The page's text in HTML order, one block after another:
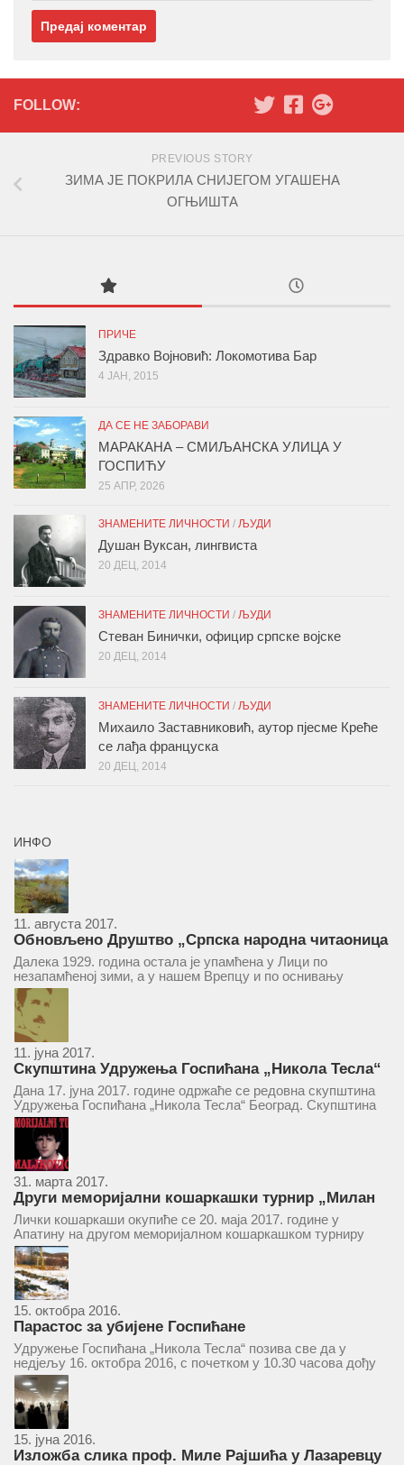
FOLLOW:
PREVIOUS STORY
ЗИМА ЈЕ ПОКРИЛА СНИЈЕГОМ УГАШЕНА
ОГЊИШТА
ПРИЧЕ
Здравко Војновић: Локомотива Бар
4 ЈАН, 2015
ДА СЕ НЕ ЗАБОРАВИ
МАРАКАНА – СМИЉАНСКА УЛИЦА У
ГОСПИЋУ
25 АПР, 2026
ЗНАМЕНИТЕ ЛИЧНОСТИ / ЉУДИ
Душан Вуксан, лингвиста
20 ДЕЦ, 2014
ЗНАМЕНИТЕ ЛИЧНОСТИ / ЉУДИ
Стеван Бинички, официр српске војске
20 ДЕЦ, 2014
ЗНАМЕНИТЕ ЛИЧНОСТИ / ЉУДИ
Михаило Заставниковић, аутор пјесме Креће
се лађа француска
20 ДЕЦ, 2014
ИНФО
11. августа 2017.
Обновљено Друштво „Српска народна читаоница
и књижница“ у Врепцу
Далека 1929. година остала је упамћена у Лици по
незапамћеној зими, а у нашем Врепцу и по оснивању
Друштва „Српска народна читаоница и књижница у
Врепцу“. Потакнути потребом за културним и духовним
уздизањем група...
11. јуна 2017.
Скупштина Удружења Госпићана „Никола Тесла“
у суботу 17. јуна 2017.
Дана 17. јуна 2017. године одржаће се редовна скупштина
Удружења Госпићана „Никола Тесла“ Београд. Скупштина
ће се одржати у простору ресторана „Тесла“, Савски трг бр.
9 Београд, у 11 часова. За Скупштину је предложен...
31. марта 2017.
Други меморијални кошаркашки турнир „Милан
Маљковић Маљак“ у Апатину 20. маја 2017.
Лички кошаркаши окупиће се 20. маја 2017. године у
Апатину на другом меморијалном кошаркашком турниру
„Милан Маљковић Маљак“. Као и прошле године,
учествоваће екипе Госпића, Личког Осика, Плашког, као и
комбинована екипа кошаркаша из...
15. октобра 2016.
Парастос за убијене Госпићане
Удружење Госпићана „Никола Тесла“ позива све да у
недјељу 16. октобра 2016, с почетком у 10.30 часова дођу
у цркву Светог оца Николаја у Борчи (Улица Вука Караџића
1), гдје ће бити служен парастос за...
15. јуна 2016.
Изложба слика проф. Миле Рајшића у Лазаревцу